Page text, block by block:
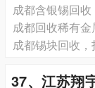
成都含银锡回
成都回收稀有
成都锡块回收
37、江苏翔